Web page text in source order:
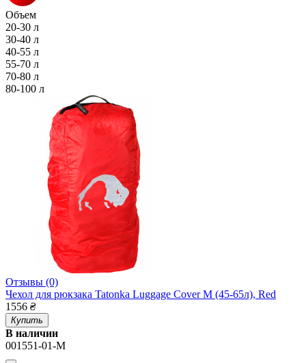
Объем
20-30 л
30-40 л
40-55 л
55-70 л
70-80 л
80-100 л
Отзывы (0)
Чехол для рюкзака Tatonka Luggage Cover M (45-65л), Red
1556 ₴
Купить
В наличии
001551-01-M